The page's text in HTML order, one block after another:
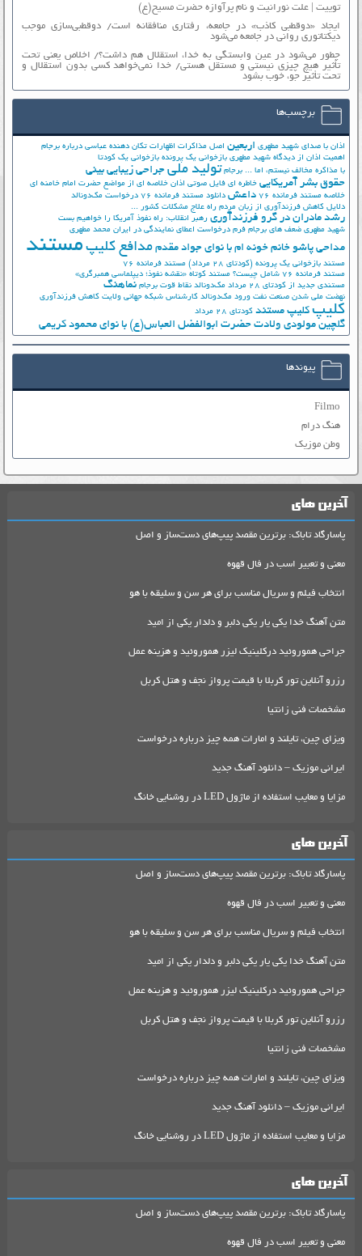
توییت | علت نورانیت و نام پرآوازه حضرت مسیح(ع)
ایجاد «دوقطبی کاذب» در جامعه، رفتاری منافقانه است/ دوقطبی‌سازی موجب
دیکتاتوری روانی در جامعه می‌شود
چطور می‌شود در عین وابستگی به خدا، استقلال هم داشت؟/ اخلاص یعنی تحت
تأثیر هیچ چیزی نیستی و مستقل هستی/ خدا نمی‌خواهد کسی بدون استقلال و
تحت تأثیر جوّ، خوب بشود
برچسب‌ها
اذان با صدای شهید مطهری اربعین اصل مذاکرات اظهارات تکان دهنده عباسی درباره برجام
اهمیت اذان از دیدگاه شهید مطهری بازخوانی یک پرونده بازخوانی یک کودتا
با مذاکره مخالف نیستم، اما ... برجام تولید ملی جراحی زیبایی بینی
حقوق بشر آمریکایی خاطره ای فایل صوتی اذان خلاصه ای از مواضع حضرت امام خامنه ای
خلاصه مستند فرمانده 76
داعش دانلود مستند فرمانده 76
درخواست مک‌دونالد
دلایل کاهش فرزندآوری از زبان مردم راه علاج مشکلات کشور ...
رشد مادران در گرو فرزندآوری رهبر انقلاب: راه نفوذ آمریکا را خواهیم بست
شهید مطهری ضعف های برجام فرم درخواست اعطای نمایندگی در ایران محمد مطهری
مداحی پاشو خانم خونه ام با نوای جواد مقدم مدافع کلیپ مستند
مستند بازخوانی یک پرونده (کودتای 28 مرداد)
مستند فرمانده 76
مستند فرمانده 76 شامل چیست؟
مستند کوتاه «نقشه نفوذ؛ دیپلماسی همبرگری»
مستندی جدید از کودتای 28 مرداد
مک‌دونالد نقاط قوت برجام نماهنگ
نهضت ملي شدن صنعت نفت ورود مک‌دونالد کارشناس شبکه جهانی ولایت کاهش فرزندآوری
کلیپ کلیپ مستند کودتای 28 مرداد
گلچین مولودی ولادت حضرت ابوالفضل العباس(ع) با نوای محمود کریمی
پیوندها
Filmo
هنگ درام
وطن موزیک
آخرین های
پاسارگاد تاباک: برترین مقصد پیپ‌های دست‌ساز و اصل
معنی و تعبیر اسب در فال قهوه
انتخاب فیلم و سریال مناسب برای هر سن و سلیقه با هو
متن آهنگ خدا یکی یار یکی دلبر و دلدار یکی از امید
جراحی هموروئید درکلینیک لیزر هموروئید و هزینه عمل
رزرو آنلاین تور کربلا با قیمت پرواز نجف و هتل کربل
مشخصات فنی زانتیا
ویزای چین، تایلند و امارات همه چیز درباره درخواست
ایرانی موزیک – دانلود آهنگ جدید
مزایا و معایب استفاده از ماژول LED در روشنایی خانگ
آخرین های
پاسارگاد تاباک: برترین مقصد پیپ‌های دست‌ساز و اصل
معنی و تعبیر اسب در فال قهوه
انتخاب فیلم و سریال مناسب برای هر سن و سلیقه با هو
متن آهنگ خدا یکی یار یکی دلبر و دلدار یکی از امید
جراحی هموروئید درکلینیک لیزر هموروئید و هزینه عمل
رزرو آنلاین تور کربلا با قیمت پرواز نجف و هتل کربل
مشخصات فنی زانتیا
ویزای چین، تایلند و امارات همه چیز درباره درخواست
ایرانی موزیک – دانلود آهنگ جدید
مزایا و معایب استفاده از ماژول LED در روشنایی خانگ
آخرین های
پاسارگاد تاباک: برترین مقصد پیپ‌های دست‌ساز و اصل
معنی و تعبیر اسب در فال قهوه